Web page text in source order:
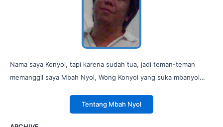
Nama saya Konyol, tapi karena sudah tua, jadi teman-teman
memanggil saya Mbah Nyol, Wong Konyol yang suka mbanyol…
Tentang Mbah Nyol